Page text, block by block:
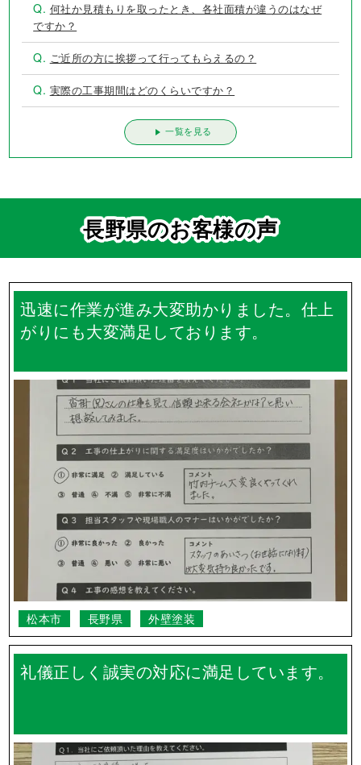
Q. 何社か見積もりを取ったとき、各社面積が違うのはなぜ
ですか？
Q. ご近所の方に挨拶って行ってもらえるの？
Q. 実際の工事期間はどのくらいですか？
一覧を見る
長野県のお客様の声
迅速に作業が進み大変助かりました。仕上
がりにも大変満足しております。
松本市 長野県 外壁塗装
礼儀正しく誠実の対応に満足しています。